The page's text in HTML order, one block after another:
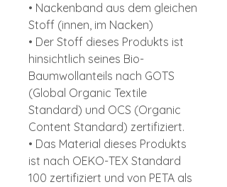
• Nackenband aus dem gleichen
Stoff (innen, im Nacken)
• Der Stoff dieses Produkts ist
hinsichtlich seines Bio-
Baumwollanteils nach GOTS
(Global Organic Textile
Standard) und OCS (Organic
Content Standard) zertifiziert.
• Das Material dieses Produkts
ist nach OEKO-TEX Standard
100 zertifiziert und von PETA als